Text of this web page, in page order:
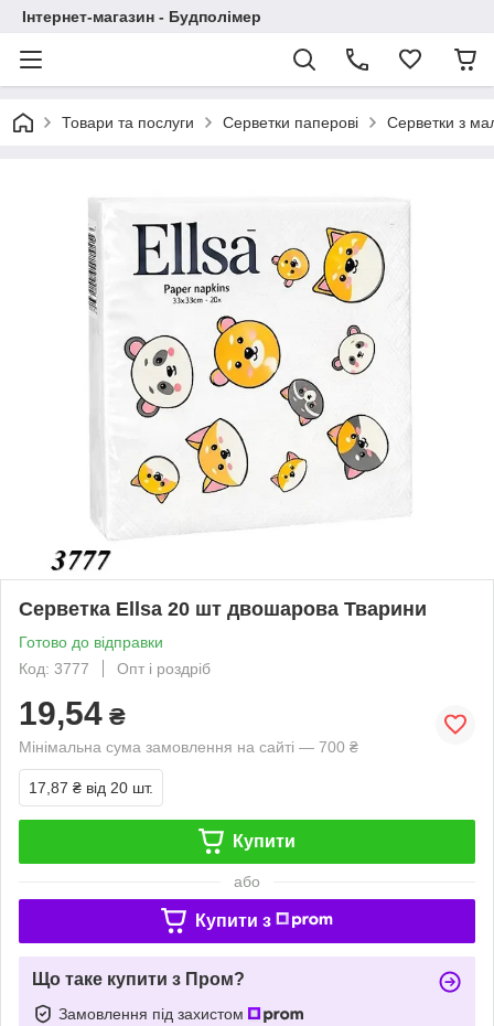
Інтернет-магазин - Будполімер
Товари та послуги Серветки паперові Серветки з
Серветка Ellsa 20 шт двошарова Тварини
Готово до відправки
Код: 3777
Опт і роздріб
19,54 ₴
Мінімальна сума замовлення на сайті — 700 ₴
17,87 ₴ від 20 шт.
Купити
або
Купити з
Що таке купити з Пром?
Замовлення під захистом